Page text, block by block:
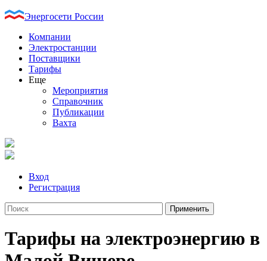
Энергосети России
Компании
Электростанции
Поставщики
Тарифы
Еще
Мероприятия
Справочник
Публикации
Вахта
Вход
Регистрация
Тарифы на электроэнергию в